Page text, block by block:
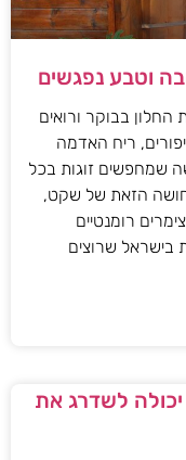
וטבע נפגשים
בבוקר ורואים
ריח האדמה
שמחפשים זוגות בכל
הזאת של שקט,
רומנטיים
בישראל שרוצים
לשדרג את